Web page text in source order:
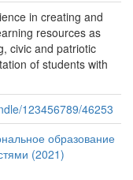
in creating and
resources as
civic and patriotic
of students with
123456789/46253
образование
(2021)